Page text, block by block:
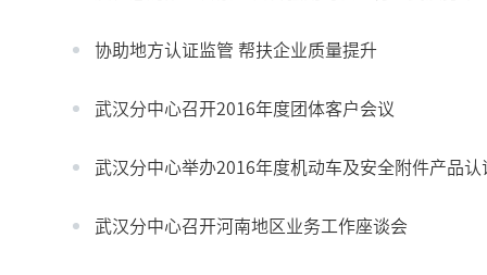
协助地方认证监管 帮扶企业质量提升
武汉分中心召开2016年度团体客户会议
武汉分中心举办2016年度机动车及安全附件产品
武汉分中心召开河南地区业务工作座谈会